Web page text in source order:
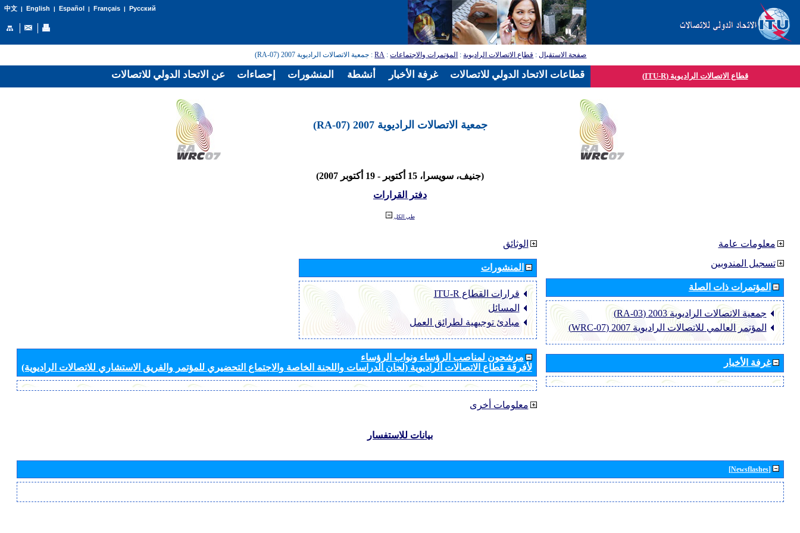
中文| English | Español | Français| Русский
صفحة الاستقبال: قطاع الاتصالات الراديوية: المؤتمرات والاجتماعات:
RA: جمعية الاتصالات الراديوية 2007 (RA-07)
قطاع الاتصالات الراديوية (ITU-R)
جمعية الاتصالات الراديوية 2007 (RA-07)
(جنيف، سويسرا، 15 أكتوبر - 19 أكتوبر 2007)
دفتر القرارات
طي الكل
الوثائق
المنشورات
قرارات القطاع ‏ITU-R
المسائل
مبادئ توجيهية لطرائق العمل
مرشحون لمناصب الرؤساء ونواب الرؤساء
لأفرقة قطاع الاتصالات الراديوية (لجان الدراسات واللجنة الخاصة والاجتماع التحضيري للمؤتمر والفريق الاستشاري للاتصالات الراديوية)
معلومات أخرى
معلومات عامة
تسجيل المندوبين
المؤتمرات ذات الصلة
جمعية الاتصالات الراديوية 2003 (RA-03)
المؤتمر العالمي للاتصالات الراديوية 2007 (WRC-07)
غرفة الأخبار
بيانات للاستفسار
[Newsflashes]
عن الاتحاد الدولي للاتصالات إحصاءات المنشورات أنشطة غرفة الأخبار قطاعات الاتحاد الدولي للاتصالات